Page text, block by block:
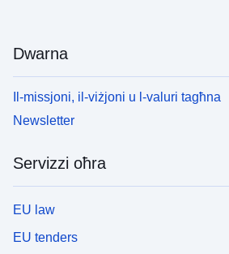
Dwarna
Il-missjoni, il-viżjoni u l-valuri tagħna
Newsletter
Servizzi oħra
EU law
EU tenders